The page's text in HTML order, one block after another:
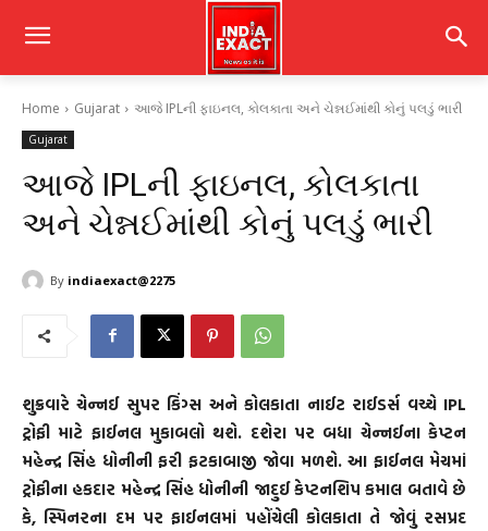
Home Gujarat આજે IPLની ફાઇનલ, કોલકાતા અને ચેન્નઈમાંથી કોનું પલડું ભારી
Gujarat
આજે IPLની ફાઇનલ, કોલકાતા
અને ચેન્નઈમાંથી કોનું પલડું ભારી
By indiaexact@2275
શુક્રવારે ચેન્નઈ સુપર કિંગ્સ અને કોલકાતા નાઈટ રાઈડર્સ વચ્ચે IPL
ટ્રોફી માટે ફાઈનલ મુકાબલો થશે. દશેરા પર બધા ચેન્નઈના કેપ્ટન
મહેન્દ્ર સિંહ ધોનીની ફરી ફટકાબાજી જોવા મળશે. આ ફાઈનલ મેચમાં
ટ્રોફીના હકદાર મહેન્દ્ર સિંહ ધોનીની જાદુઈ કેપ્ટનશિપ કમાલ બતાવે છે
કે, સ્પિનરના દમ પર ફાઈનલમાં પહોંચેલી કોલકાતા તે જોવું રસપ્રદ